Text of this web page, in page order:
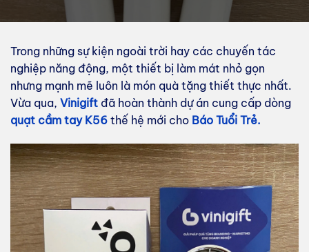
Trong những sự kiện ngoài trời hay các chuyến tác
nghiệp năng động, một thiết bị làm mát nhỏ gọn
nhưng mạnh mẽ luôn là món quà tặng thiết thực nhất.
Vừa qua, Vinigift đã hoàn thành dự án cung cấp dòng
quạt cầm tay K56 thế hệ mới cho Báo Tuổi Trẻ.